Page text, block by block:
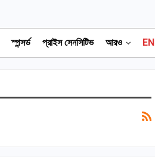
স্পন্সর্ড প্রাইস সেনসিটিভ আরও EN